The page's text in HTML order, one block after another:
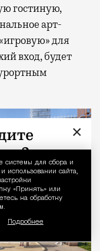
системы для сбора и
использовании сайта,
«Принять» или
на обработку
Подробнее
гостиную,
арт-
для
вход, будет
×